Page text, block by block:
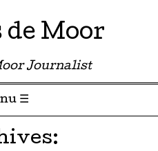
Moor
Journalist
☰